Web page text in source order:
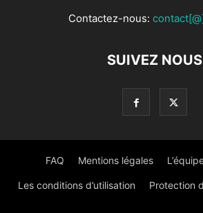
Contactez-nous:
SUIVEZ NOUS
FAQ Mentions légales
Les conditions d’utilisation Protection